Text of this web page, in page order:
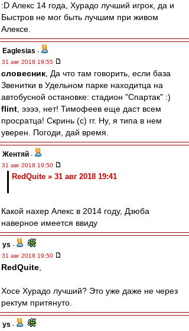
:D Алекс 14 года, Хурадо лучший игрок, да и
Быстров не мог быть лучшим при живом
Алексе.
Eaglesias -
31 авг 2018 19:55
словесник , Да что там говорить, если база
Звенитки в Удельном парке находитца на
автобусной остановке: стадион "Спартак" :)
flint , ээээ, нет! Тимофеев еще даст всем
просратца! Скринь (с) гг. Ну, я типа в нем
уверен. Погоди, дай время.
Жентяй -
31 авг 2018 19:50
RedQuite » 31 авг 2018 19:41
Какой нахер Алекс в 2014 году, Дзюба
наверное имеется ввиду
ys -
31 авг 2018 19:50
RedQuite
Хосе Хурадо лучший? Это уже даже не через
ректум притянуто.
ys -